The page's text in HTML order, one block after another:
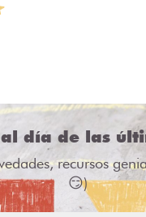
día de las
recursos
😏)